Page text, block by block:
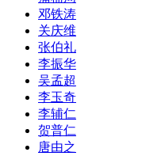
邓铁涛
关庆维
张伯礼
李振华
吴孟超
李玉奇
李辅仁
贺普仁
唐由之